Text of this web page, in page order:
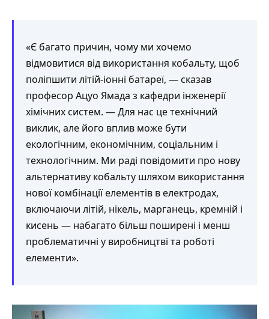
«Є багато причин, чому ми хочемо
відмовитися від використання кобальту, щоб
поліпшити літій-іонні батареї, — сказав
професор Ацуо Ямада з кафедри інженерії
хімічних систем. — Для нас це технічний
виклик, але його вплив може бути
екологічним, економічним, соціальним і
технологічним. Ми раді повідомити про нову
альтернативу кобальту шляхом використання
нової комбінації елементів в електродах,
включаючи літій, нікель, марганець, кремній і
кисень — набагато більш поширені і менш
проблематичні у виробництві та роботі
елементи».